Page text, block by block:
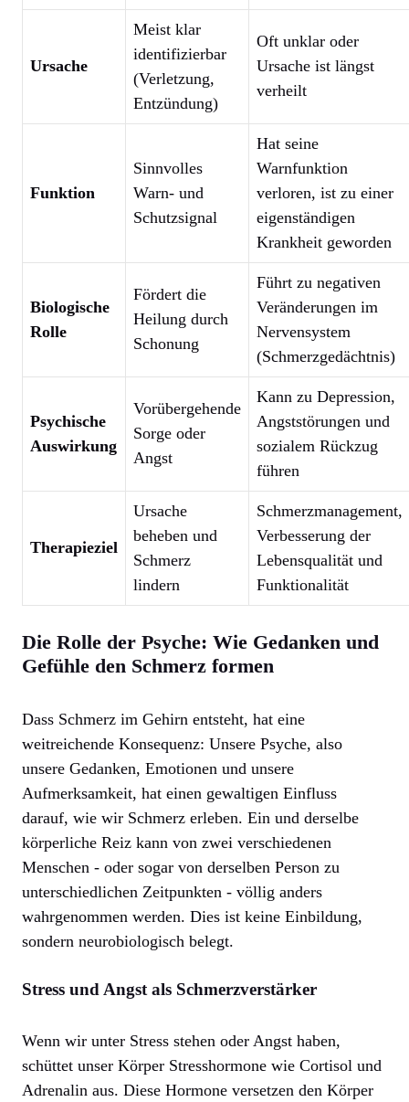
Ursache
Meist klar
identifizierbar
(Verletzung,
Entzündung)
Oft unklar oder
Ursache ist längst
verheilt
Funktion
Sinnvolles
Warn- und
Schutzsignal
Hat seine
Warnfunktion
verloren, ist zu einer
eigenständigen
Krankheit geworden
Biologische
Rolle
Fördert die
Heilung durch
Schonung
Führt zu negativen
Veränderungen im
Nervensystem
(Schmerzgedächtnis)
Psychische
Auswirkung
Vorübergehende
Sorge oder
Angst
Kann zu Depression,
Angststörungen und
sozialem Rückzug
führen
Therapieziel
Ursache
beheben und
Schmerz
lindern
Schmerzmanagement,
Verbesserung der
Lebensqualität und
Funktionalität
Die Rolle der Psyche: Wie Gedanken und
Gefühle den Schmerz formen
Dass Schmerz im Gehirn entsteht, hat eine
weitreichende Konsequenz: Unsere Psyche, also
unsere Gedanken, Emotionen und unsere
Aufmerksamkeit, hat einen gewaltigen Einfluss
darauf, wie wir Schmerz erleben. Ein und derselbe
körperliche Reiz kann von zwei verschiedenen
Menschen - oder sogar von derselben Person zu
unterschiedlichen Zeitpunkten - völlig anders
wahrgenommen werden. Dies ist keine Einbildung,
sondern neurobiologisch belegt.
Stress und Angst als Schmerzverstärker
Wenn wir unter Stress stehen oder Angst haben,
schüttet unser Körper Stresshormone wie Cortisol und
Adrenalin aus. Diese Hormone versetzen den Körper